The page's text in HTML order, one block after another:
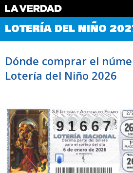
Comprobar Loteria del Niño
Premios
Noticias
Datos
LOTERÍA DEL NIÑO
Dónde comprar el
Lotería del Niño 2026
91667